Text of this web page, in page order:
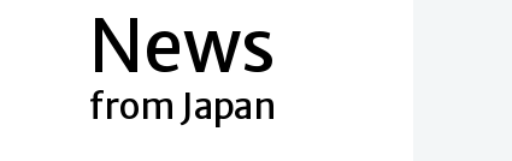
Français
News
from Japan